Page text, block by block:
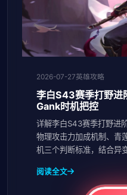
2026-07-27英雄攻略
李白S43赛季打野进
Gank时机把控
详解李白S43赛季打野进
物理攻击力加成机制、青
机三个判断标准，结合异
阅读全文